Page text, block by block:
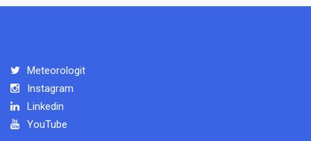
Meteorologit
Instagram
Linkedin
YouTube